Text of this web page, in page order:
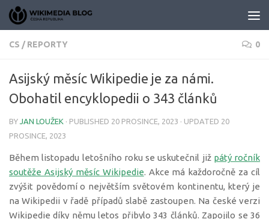
Skip to content
CS / REPORTY 0
Asijský měsíc Wikipedie je za námi.
Obohatil encyklopedii o 343 článků
BY JAN LOUŽEK · PUBLISHED 20 PROSINCE, 2023 · UPDATED 20
PROSINCE, 2023
Během listopadu letošního roku se uskutečnil již pátý ročník
soutěže Asijský měsíc Wikipedie. Akce má každoročně za cíl
zvýšit povědomí o největším světovém kontinentu, který je
na Wikipedii v řadě případů slabě zastoupen. Na české verzi
Wikipedie díky němu letos přibylo 343 článků. Zapojilo se 36